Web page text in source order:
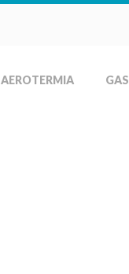
AEROTERMIA GAS